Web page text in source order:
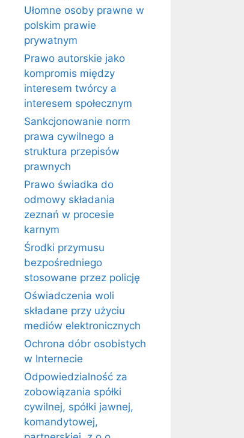
Ułomne osoby prawne w
polskim prawie
prywatnym
Prawo autorskie jako
kompromis między
interesem twórcy a
interesem społecznym
Sankcjonowanie norm
prawa cywilnego a
struktura przepisów
prawnych
Prawo świadka do
odmowy składania
zeznań w procesie
karnym
Środki przymusu
bezpośredniego
stosowane przez policję
Oświadczenia woli
składane przy użyciu
mediów elektronicznych
Ochrona dóbr osobistych
w Internecie
Odpowiedzialność za
zobowiązania spółki
cywilnej, spółki jawnej,
komandytowej,